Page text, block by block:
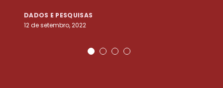
DADOS E PESQUISAS
12 de setembro, 2022